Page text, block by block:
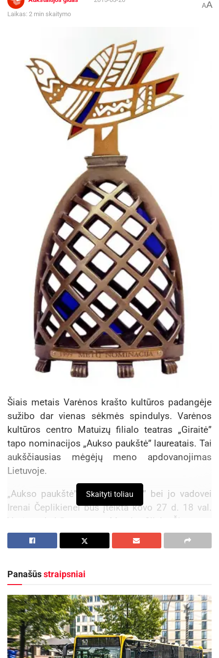
Laikas: 2 min skaitymo
AA
Šiais metais Varėnos krašto kultūros padangėje
sužibo dar vienas sėkmės spindulys. Varėnos
kultūros centro Matuizų filialo teatras „Giraitė”
tapo nominacijos „Aukso paukštė” laureatais. Tai
aukščiausias mėgėjų meno apdovanojimas
Lietuvoje.
„Aukso paukštė” teatrui „Giraitė” bei jo vadovei
Irenai Čeplikienei bus įteikta kovo 27 d. 18 val.
Varėnos kultūros centro Matuizų filiale. Šia proga
„Giraitės” artistai suvaidins Liudvikos – Žmonos
Didžiulienės komediją „Paskubėjo”, režisuotą
Be Matuizų teatro „Giraitė” šiuo garbingu
apdovanojimu yra įvertinti trys Varėnos rajono
kolektyvai. 2002 m. „Aukso paukštė” „nutūpė” į
Marcinkonių folkloro ansamblį, 2003 m. – į
Varėnos liaudiškos muzikos kapelą „Periodas”,
2004 m. – į Žiūrų etnografinį ansamblį.
Skaityti toliau
Panašūsstraipsniai